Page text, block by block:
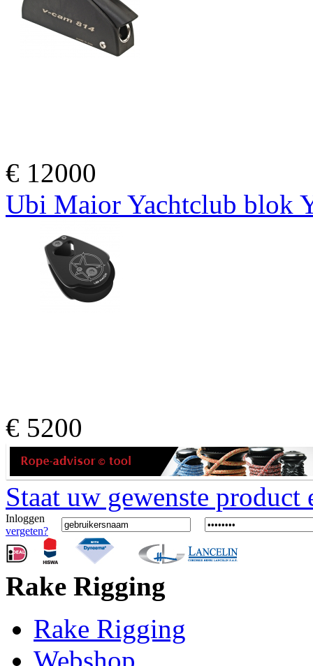
€ 12000
Ubi Maior Yachtclub blok
€ 5200
Staat uw gewenste
Inloggen
vergeten?
Rake Rigging
Rake Rigging
Webshop